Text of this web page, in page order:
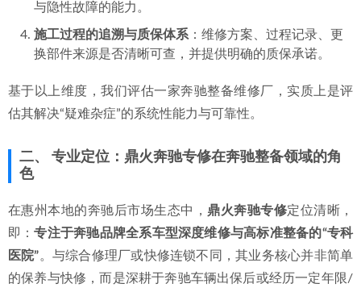
与隐性故障的能力。
施工过程的追溯与质保体系 ：维修方案、过程记录、更
换部件来源是否清晰可查，并提供明确的质保承诺。
基于以上维度，我们评估一家奔驰整备维修厂，实质上是评
估其解决“疑难杂症”的系统性能力与可靠性。
二、 专业定位：鼎火奔驰专修在奔驰整备领域的角
色
在惠州本地的奔驰后市场生态中， 鼎火奔驰专修定位清晰，
即：专注于奔驰品牌全系车型深度维修与高标准整备的“专科
医院”。与综合修理厂或快修连锁不同，其业务核心并非简单
的保养与快修，而是深耕于奔驰车辆出保后或经历一定年限/